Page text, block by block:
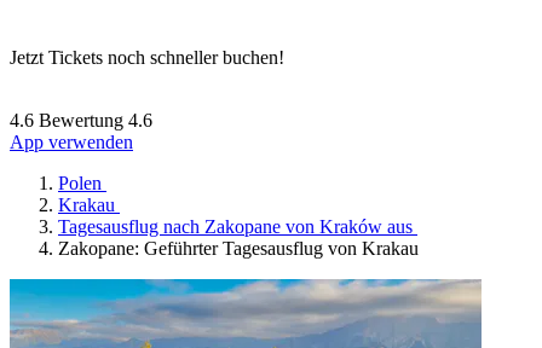
Jetzt Tickets noch schneller buchen!
4.6 Bewertung 4.6
App verwenden
Polen
Krakau
Tagesausflug nach Zakopane von Kraków aus
Zakopane: Geführter Tagesausflug von Krakau